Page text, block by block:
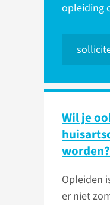
opleiding
Wil je
worden?
Opleiden
er niet